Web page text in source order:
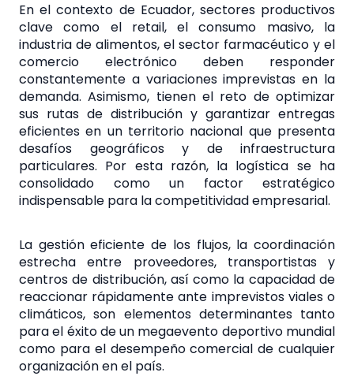
En el contexto de Ecuador, sectores productivos
clave como el retail, el consumo masivo, la
industria de alimentos, el sector farmacéutico y el
comercio electrónico deben responder
constantemente a variaciones imprevistas en la
demanda. Asimismo, tienen el reto de optimizar
sus rutas de distribución y garantizar entregas
eficientes en un territorio nacional que presenta
desafíos geográficos y de infraestructura
particulares. Por esta razón, la logística se ha
consolidado como un factor estratégico
indispensable para la competitividad empresarial.
La gestión eficiente de los flujos, la coordinación
estrecha entre proveedores, transportistas y
centros de distribución, así como la capacidad de
reaccionar rápidamente ante imprevistos viales o
climáticos, son elementos determinantes tanto
para el éxito de un megaevento deportivo mundial
como para el desempeño comercial de cualquier
organización en el país.